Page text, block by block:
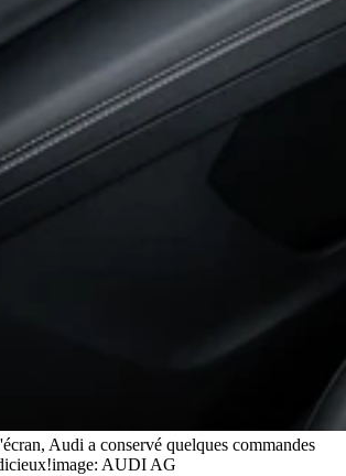
Audi a conservé quelques commandes
image: AUDI AG